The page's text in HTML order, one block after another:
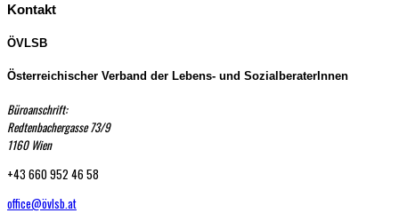
Kontakt
ÖVLSB
Österreichischer Verband der Lebens- und SozialberaterInnen
Büroanschrift:
Redtenbachergasse 73/9
1160 Wien
+43 660 952 46 58
office@övlsb.at